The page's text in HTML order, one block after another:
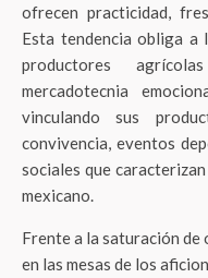
ofrecen practicidad,
Esta tendencia obliga a
productores
mercadotecnia
vinculando sus
convivencia, eventos
sociales que
mexicano.
Frente a la saturación
en las mesas de los